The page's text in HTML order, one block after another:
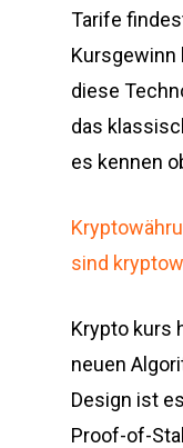
Tarife
Kursgewinn
diese
das
es kennen
sind
Krypto kurs
neuen
Design ist
Proof-of-